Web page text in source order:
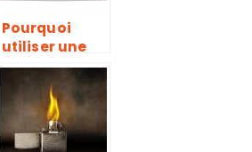
Pourquoi
utiliser une
application
géolocalisati
on pour
appareil